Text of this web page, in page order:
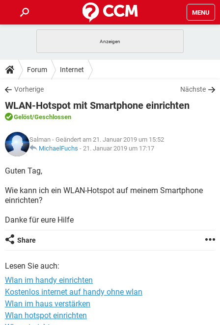
MENU
ANDROID
WINDOWS 10
WHATSAPP TIKTOK
FACEBOOK
TIPPS & TRICKS
SPIELE
WINDOWS 10
WHATSAPP
FACEBOOK HARDWARE
DOWNLOADS
SPIELE STREAMING
ANDROID
WINDOWS 10 INSTAGRAM
WHATSAPP
FACEBOOK
FORUM
SPIELE
ANDROID IOS
FACEBOOK
LEXIKON
SPIELE
ANDROID
WINDOWS 10 INSTAGRAM
FACEBOOK
Forum Internet
Vorherige Nächste
WLAN-Hotspot mit Smartphone einrichten
Gelöst/Geschlossen
Salman - Geändert am 21. Januar 2019 um 15:52
MichaelFuchs - 21. Januar 2019 um 17:17
Guten Tag,
Wie kann ich ein WLAN-Hotspot auf meinem Smartphone
einrichten?
Danke für eure Hilfe
Share
Lesen Sie auch:
Wlan im handy einrichten
Kostenlos internet auf handy ohne wlan
Wlan im haus verstärken
Wlan hotspot einrichten